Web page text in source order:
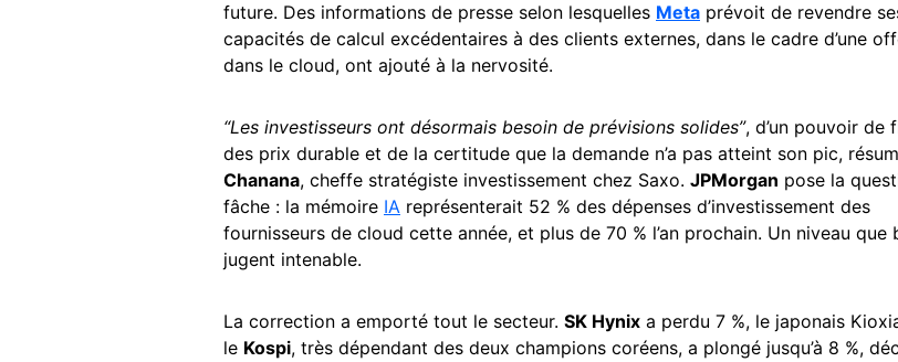
future. Des informations de presse selon lesquelles Meta prévoit de revendre
capacités de calcul excédentaires à des clients externes, dans le cadre d’une
dans le cloud, ont ajouté à la nervosité.
“Les investisseurs ont désormais besoin de prévisions solides”, d’un pouvoir de
des prix durable et de la certitude que la demande n’a pas atteint son pic,
Chanana, cheffe stratégiste investissement chez Saxo. JPMorgan pose la
fâche : la mémoire IA représenterait 52 % des dépenses d’investissement des
fournisseurs de cloud cette année, et plus de 70 % l’an prochain. Un niveau que
jugent intenable.
La correction a emporté tout le secteur. SK Hynix a perdu 7 %, le japonais
le Kospi, très dépendant des deux champions coréens, a plongé jusqu’à 8 %,